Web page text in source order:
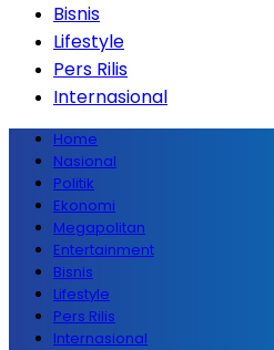
Bisnis
Lifestyle
Pers Rilis
Internasional
Home
Nasional
Politik
Ekonomi
Megapolitan
Entertainment
Bisnis
Lifestyle
Pers Rilis
Internasional